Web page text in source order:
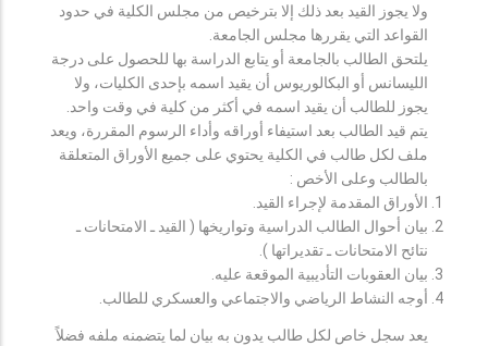
ولا يجوز القيد بعد ذلك إلا بترخيص من مجلس الكلية في حدود
القواعد التي يقررها مجلس الجامعة.
يلتحق الطالب بالجامعة أو يتابع الدراسة بها للحصول على درجة
الليسانس أو البكالوريوس أن يقيد اسمه بإحدى الكليات، ولا
يجوز للطالب أن يقيد اسمه في أكثر من كلية في وقت واحد.
يتم قيد الطالب بعد استيفاء أوراقه وأداء الرسوم المقررة، ويعد
ملف لكل طالب في الكلية يحتوي على جميع الأوراق المتعلقة
بالطالب وعلى الأخص :
الأوراق المقدمة لإجراء القيد.
بيان أحوال الطالب الدراسية وتواريخها ( القيد ـ الامتحانات ـ
نتائح الامتحانات ـ تقديراتها ).
بيان العقوبات التأديبية الموقعة عليه.
أوجه النشاط الرياضي والاجتماعي والعسكري للطالب.
يعد سجل خاص لكل طالب يدون به بيان لما يتضمنه ملفه فضلاً